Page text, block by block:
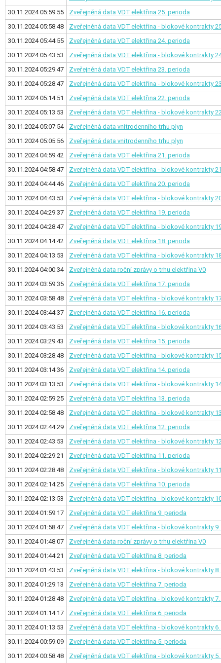
30.11.2024 05:59:55
Zveřejněná data VDT elektřina 25. perioda
30.11.2024 05:58:48
Zveřejněná data VDT elektřina - blokové kontrakty
30.11.2024 05:44:55
Zveřejněná data VDT elektřina 24. perioda
30.11.2024 05:43:53
Zveřejněná data VDT elektřina - blokové kontrakty
30.11.2024 05:29:47
Zveřejněná data VDT elektřina 23. perioda
30.11.2024 05:28:47
Zveřejněná data VDT elektřina - blokové kontrakty
30.11.2024 05:14:51
Zveřejněná data VDT elektřina 22. perioda
30.11.2024 05:13:53
Zveřejněná data VDT elektřina - blokové kontrakty
30.11.2024 05:07:54
Zveřejněná data vnitrodenního trhu plyn
30.11.2024 05:05:56
Zveřejněná data vnitrodenního trhu plyn
30.11.2024 04:59:42
Zveřejněná data VDT elektřina 21. perioda
30.11.2024 04:58:47
Zveřejněná data VDT elektřina - blokové kontrakty
30.11.2024 04:44:46
Zveřejněná data VDT elektřina 20. perioda
30.11.2024 04:43:53
Zveřejněná data VDT elektřina - blokové kontrakty
30.11.2024 04:29:37
Zveřejněná data VDT elektřina 19. perioda
30.11.2024 04:28:47
Zveřejněná data VDT elektřina - blokové kontrakty
30.11.2024 04:14:42
Zveřejněná data VDT elektřina 18. perioda
30.11.2024 04:13:53
Zveřejněná data VDT elektřina - blokové kontrakty
30.11.2024 04:00:34
Zveřejněná data roční zprávy o trhu elektřina V0
30.11.2024 03:59:35
Zveřejněná data VDT elektřina 17. perioda
30.11.2024 03:58:48
Zveřejněná data VDT elektřina - blokové kontrakty
30.11.2024 03:44:37
Zveřejněná data VDT elektřina 16. perioda
30.11.2024 03:43:53
Zveřejněná data VDT elektřina - blokové kontrakty
30.11.2024 03:29:43
Zveřejněná data VDT elektřina 15. perioda
30.11.2024 03:28:48
Zveřejněná data VDT elektřina - blokové kontrakty
30.11.2024 03:14:36
Zveřejněná data VDT elektřina 14. perioda
30.11.2024 03:13:53
Zveřejněná data VDT elektřina - blokové kontrakty
30.11.2024 02:59:25
Zveřejněná data VDT elektřina 13. perioda
30.11.2024 02:58:48
Zveřejněná data VDT elektřina - blokové kontrakty
30.11.2024 02:44:29
Zveřejněná data VDT elektřina 12. perioda
30.11.2024 02:43:53
Zveřejněná data VDT elektřina - blokové kontrakty
30.11.2024 02:29:21
Zveřejněná data VDT elektřina 11. perioda
30.11.2024 02:28:48
Zveřejněná data VDT elektřina - blokové kontrakty
30.11.2024 02:14:25
Zveřejněná data VDT elektřina 10. perioda
30.11.2024 02:13:53
Zveřejněná data VDT elektřina - blokové kontrakty
30.11.2024 01:59:17
Zveřejněná data VDT elektřina 9. perioda
30.11.2024 01:58:47
Zveřejněná data VDT elektřina - blokové kontrakty
30.11.2024 01:48:07
Zveřejněná data roční zprávy o trhu elektřina V0
30.11.2024 01:44:21
Zveřejněná data VDT elektřina 8. perioda
30.11.2024 01:43:53
Zveřejněná data VDT elektřina - blokové kontrakty
30.11.2024 01:29:13
Zveřejněná data VDT elektřina 7. perioda
30.11.2024 01:28:48
Zveřejněná data VDT elektřina - blokové kontrakty
30.11.2024 01:14:17
Zveřejněná data VDT elektřina 6. perioda
30.11.2024 01:13:53
Zveřejněná data VDT elektřina - blokové kontrakty
30.11.2024 00:59:09
Zveřejněná data VDT elektřina 5. perioda
30.11.2024 00:58:48
Zveřejněná data VDT elektřina - blokové kontrakty